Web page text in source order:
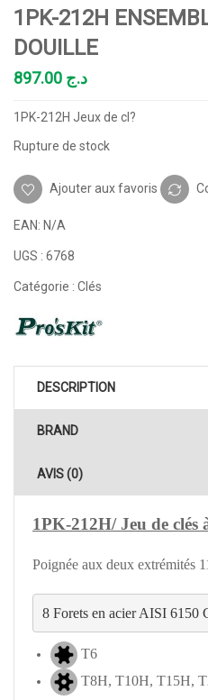
1PK-212H
DOUILLE
د.ج
1PK-212H Jeux de cl?
Rupture de stock
Ajouter aux favoris
EAN: N/A
UGS : 6768
Catégorie : Clés
DESCRIPTION
BRAND
AVIS (0)
1PK-212H/ Jeu de clés
Poignée aux deux extrémités
T6
T8H, T10H, T15H,